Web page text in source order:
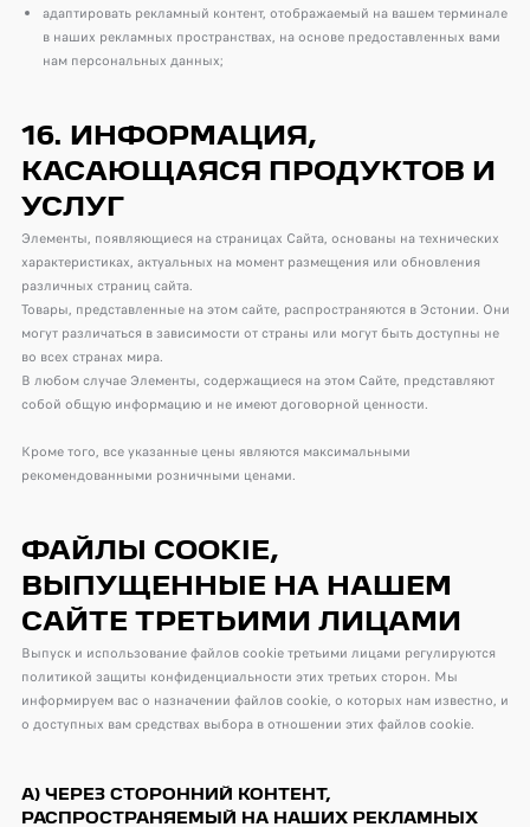
адаптировать рекламный контент, отображаемый на вашем терминале
в наших рекламных пространствах, на основе предоставленных вами
нам персональных данных;
16. ИНФОРМАЦИЯ,
КАСАЮЩАЯСЯ ПРОДУКТОВ И
УСЛУГ
Элементы, появляющиеся на страницах Сайта, основаны на технических
характеристиках, актуальных на момент размещения или обновления
различных страниц сайта.
Товары, представленные на этом сайте, распространяются в Эстонии. Они
могут различаться в зависимости от страны или могут быть доступны не
во всех странах мира.
В любом случае Элементы, содержащиеся на этом Сайте, представляют
собой общую информацию и не имеют договорной ценности.
Кроме того, все указанные цены являются максимальными
рекомендованными розничными ценами.
ФАЙЛЫ COOKIE,
ВЫПУЩЕННЫЕ НА НАШЕМ
САЙТЕ ТРЕТЬИМИ ЛИЦАМИ
Выпуск и использование файлов cookie третьими лицами регулируются
политикой защиты конфиденциальности этих третьих сторон. Мы
информируем вас о назначении файлов cookie, о которых нам известно, и
о доступных вам средствах выбора в отношении этих файлов cookie.
A) ЧЕРЕЗ СТОРОННИЙ КОНТЕНТ,
РАСПРОСТРАНЯЕМЫЙ НА НАШИХ РЕКЛАМНЫХ